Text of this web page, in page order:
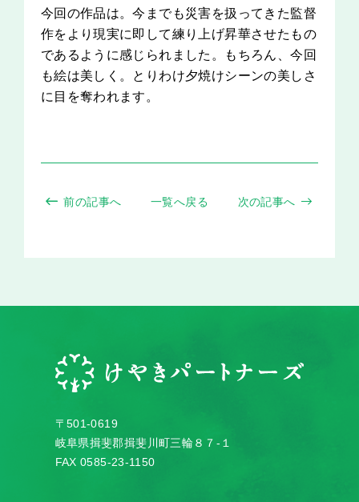
今回の作品は。今までも災害を扱ってきた監督
作をより現実に即して練り上げ昇華させたもの
であるように感じられました。もちろん、今回
も絵は美しく。とりわけ夕焼けシーンの美しさ
に目を奪われます。
前の記事へ 一覧へ戻る 次の記事へ
〒501-0619
岐阜県揖斐郡揖斐川町三輪８７-１
FAX 0585-23-1150